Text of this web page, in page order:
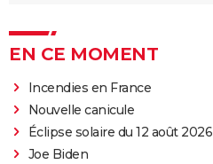
EN CE MOMENT
Incendies en France
Nouvelle canicule
Éclipse solaire du 12 août 2026
Joe Biden